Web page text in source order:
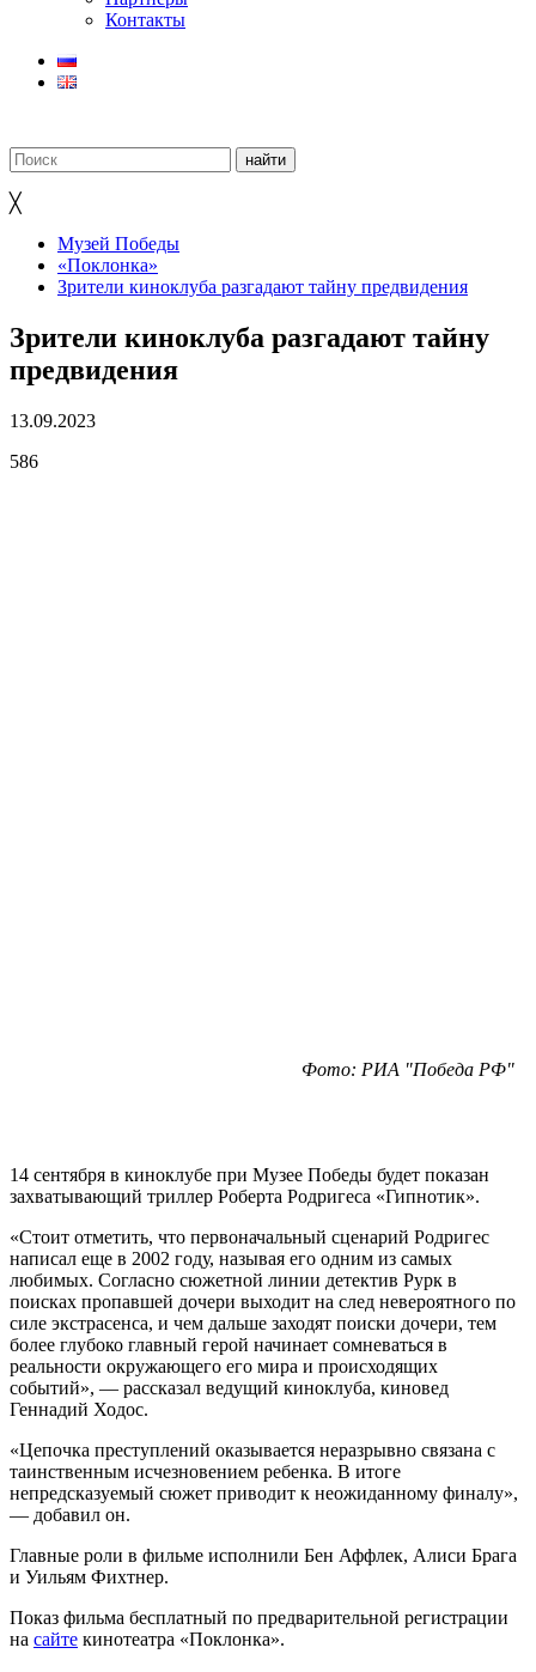
Контакты
╳
Музей Победы
«Поклонка»
Зрители киноклуба разгадают тайну предвидения
Зрители киноклуба разгадают тайну
предвидения
13.09.2023
586
Фото: РИА "Победа РФ"
14 сентября в киноклубе при Музее Победы будет показан
захватывающий триллер Роберта Родригеса «Гипнотик».
«Стоит отметить, что первоначальный сценарий Родригес
написал еще в 2002 году, называя его одним из самых
любимых. Согласно сюжетной линии детектив Рурк в
поисках пропавшей дочери выходит на след невероятного по
силе экстрасенса, и чем дальше заходят поиски дочери, тем
более глубоко главный герой начинает сомневаться в
реальности окружающего его мира и происходящих
событий», — рассказал ведущий киноклуба, киновед
Геннадий Ходос.
«Цепочка преступлений оказывается неразрывно связана с
таинственным исчезновением ребенка. В итоге
непредсказуемый сюжет приводит к неожиданному финалу»,
— добавил он.
Главные роли в фильме исполнили Бен Аффлек, Алиси Брага
и Уильям Фихтнер.
Показ фильма бесплатный по предварительной регистрации
на сайте кинотеатра «Поклонка».